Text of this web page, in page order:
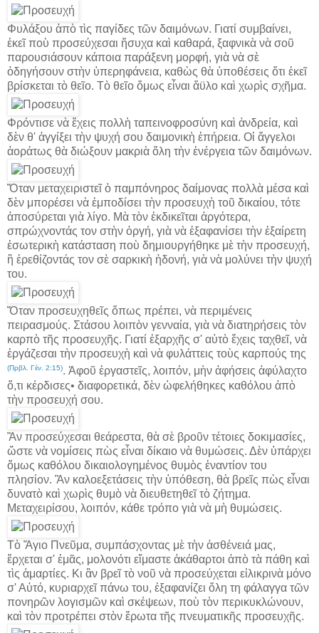
Φυλάξου ἀπὸ τὶς παγίδες τῶν δαιμόνων. Γιατί συμβαίνει,
ἐκεῖ ποὺ προσεύχεσαι ἥσυχα καὶ καθαρά, ξαφνικὰ νὰ σοῦ
παρουσιάσουν κάποια παράξενη μορφή, γιὰ νὰ σὲ
ὁδηγήσουν στὴν ὑπερηφάνεια, καθὼς θὰ ὑποθέσεις ὅτι ἐκεῖ
βρίσκεται τὸ θεῖο. Τὸ θεῖο ὅμως εἶναι ἄϋλο καὶ χωρὶς σχῆμα.
Φρόντισε νὰ ἔχεις πολλὴ ταπεινοφροσύνη καὶ ἀνδρεία, καὶ
δὲν θ' ἀγγίξει τὴν ψυχή σου δαιμονικὴ ἐπήρεια. Οἱ ἄγγελοι
ἀοράτως θὰ διώξουν μακριὰ ὅλη τὴν ἐνέργεια τῶν δαιμόνων.
Ὅταν μεταχειριστεῖ ὁ παμπόνηρος δαίμονας πολλὰ μέσα καὶ
δὲν μπορέσει νὰ ἐμποδίσει τὴν προσευχὴ τοῦ δικαίου, τότε
ἀποσύρεται γιὰ λίγο. Μὰ τὸν ἐκδικεῖται ἀργότερα,
σπρώχνοντάς τον στὴν ὀργή, γιὰ νὰ ἐξαφανίσει τὴν ἐξαίρετη
ἐσωτερικὴ κατάσταση ποὺ δημιουργήθηκε μὲ τὴν προσευχή,
ἢ ἐρεθίζοντάς τον σὲ σαρκικὴ ἡδονή, γιὰ νὰ μολύνει τὴν ψυχή
του.
Ὅταν προσευχηθεῖς ὅπως πρέπει, νὰ περιμένεις
πειρασμούς. Στάσου λοιπὸν γενναία, γιὰ νὰ διατηρήσεις τὸν
καρπὸ τῆς προσευχῆς. Γιατί ἐξαρχῆς σ' αὐτὸ ἔχεις ταχθεῖ, νὰ
ἐργάζεσαι τὴν προσευχὴ καὶ νὰ φυλάττεις τοὺς καρπούς της
(Πρβλ. Γέν. 2:15). Ἀφοῦ ἐργαστεῖς, λοιπόν, μὴν ἀφήσεις ἀφύλαχτο
ὅ,τι κέρδισες• διαφορετικά, δὲν ὠφελήθηκες καθόλου ἀπὸ
τὴν προσευχή σου.
Ἂν προσεύχεσαι θεάρεστα, θὰ σὲ βροῦν τέτοιες δοκιμασίες,
ὥστε νὰ νομίσεις πὼς εἶναι δίκαιο νὰ θυμώσεις. Δὲν ὑπάρχει
ὅμως καθόλου δικαιολογημένος θυμὸς ἐναντίον του
πλησίον. Ἂν καλοεξετάσεις τὴν ὑπόθεση, θὰ βρεῖς πὼς εἶναι
δυνατὸ καὶ χωρὶς θυμὸ νὰ διευθετηθεῖ τὸ ζήτημα.
Μεταχειρίσου, λοιπόν, κάθε τρόπο γιὰ νὰ μὴ θυμώσεις.
Τὸ Ἅγιο Πνεῦμα, συμπάσχοντας μὲ τὴν ἀσθένειά μας,
ἔρχεται σ' ἐμᾶς, μολονότι εἴμαστε ἀκάθαρτοι ἀπὸ τὰ πάθη καὶ
τὶς ἁμαρτίες. Κι ἂν βρεῖ τὸ νοῦ νὰ προσεύχεται εἰλικρινὰ μόνο
σ' Αὐτό, κυριαρχεῖ πάνω του, ἐξαφανίζει ὅλη τη φάλαγγα τῶν
πονηρῶν λογισμῶν καὶ σκέψεων, ποὺ τὸν περικυκλώνουν,
καὶ τὸν προτρέπει στὸν ἔρωτα τῆς πνευματικῆς προσευχῆς.